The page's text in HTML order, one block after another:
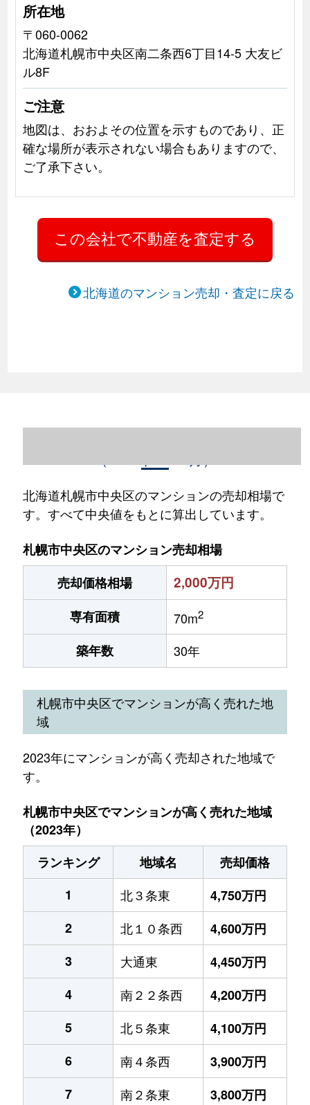
所在地
〒060-0062
北海道札幌市中央区南二条西6丁目14-5 大友ビ
ル8F
ご注意
地図は、おおよその位置を示すものであり、正
確な場所が表示されない場合もありますので、
ご了承下さい。
北海道のマンション売却・査定に戻る
北海道札幌市中央区のマンションの売却相場で
す。すべて中央値をもとに算出しています。
札幌市中央区のマンション売却相場
売却価格相場
2,000万円
専有面積 70m2
築年数 30年
札幌市中央区でマンションが高く売れた地
域
2023年にマンションが高く売却された地域で
す。
札幌市中央区でマンションが高く売れた地域
（2023年）
ランキング
地域名
売却価格
1
北３条東
4,750万円
2
北１０条西
4,600万円
3
大通東
4,450万円
4
南２２条西
4,200万円
5
北５条東
4,100万円
6
南４条西
3,900万円
7
南２条東 3,800万円